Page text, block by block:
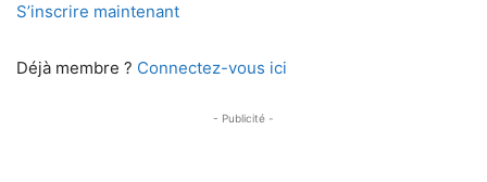
S’inscrire maintenant
Déjà membre ? Connectez-vous ici
- Publicité -